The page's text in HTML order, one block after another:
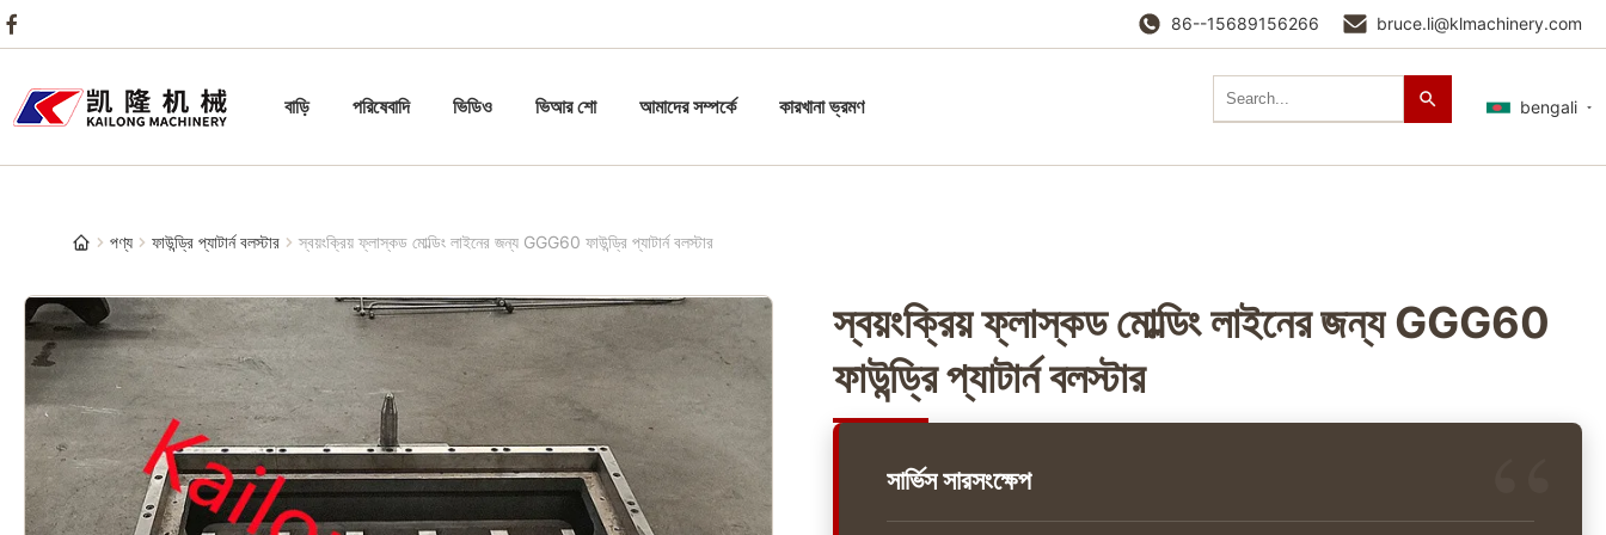
86--15689156266 bruce.li@klmachinery.com
বাড়ি পরিষেবাদি ভিডিও ভিআর শো আমাদের সম্পর্কে কারখানা ভ্রমণ bengali
পণ্য ফাউন্ড্রি প্যাটার্ন বলস্টার স্বয়ংক্রিয় ফ্লাস্কড মোল্ডিং লাইনের জন্য GGG60 ফাউন্ড্রি প্যাটার্ন বলস্টার
স্বয়ংক্রিয় ফ্লাস্কড মোল্ডিং লাইনের জন্য GGG60
ফাউন্ড্রি প্যাটার্ন বলস্টার
সার্ভিস সারসংক্ষেপ